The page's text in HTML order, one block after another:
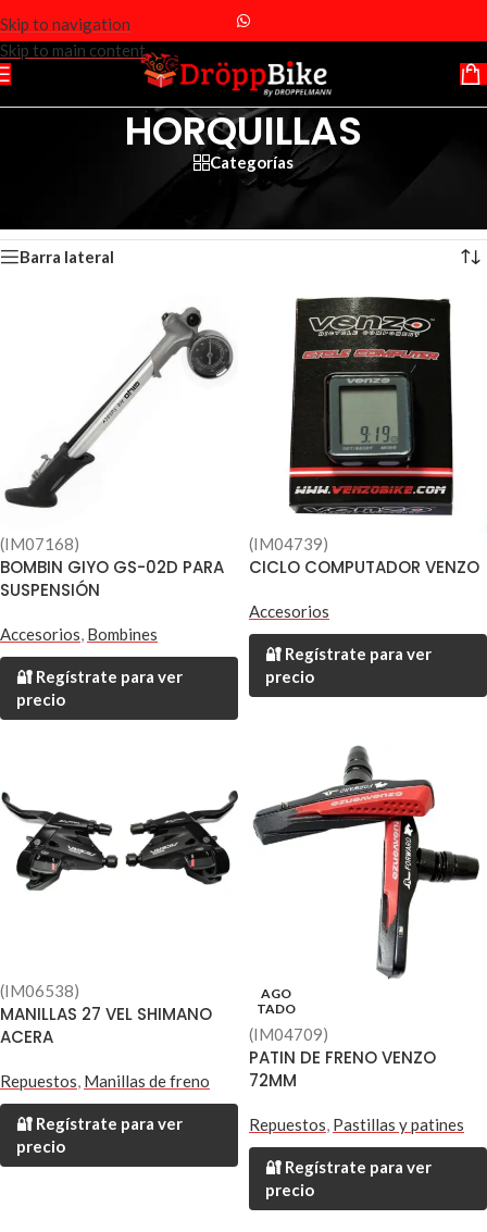
Skip to navigation
Skip to main content
HORQUILLAS
Categorías
Productos etiquetados “HORQUILLAS”
Barra lateral
(IM07168)
BOMBIN GIYO GS-02D PARA
SUSPENSIÓN
Accesorios, Bombines
🔐 Regístrate para ver
precio
(IM04739)
CICLO COMPUTADOR VENZO
Accesorios
🔐 Regístrate para ver
precio
(IM06538)
MANILLAS 27 VEL SHIMANO
ACERA
Repuestos, Manillas de freno
🔐 Regístrate para ver
precio
AGO
TADO
(IM04709)
PATIN DE FRENO VENZO
72MM
Repuestos, Pastillas y patines
🔐 Regístrate para ver
precio